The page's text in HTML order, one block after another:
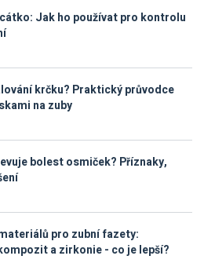
Jak ho používat pro kontrolu
krčku? Praktický průvodce
na zuby
bolest osmiček? Příznaky,
pro zubní fazety:
a zirkonie - co je lepší?